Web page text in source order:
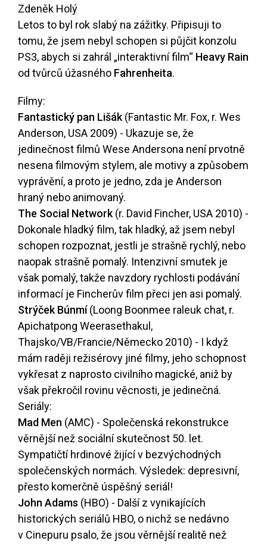
Zdeněk Holý
Letos to byl rok slabý na zážitky. Připisuji to
tomu, že jsem nebyl schopen si půjčit konzolu
PS3, abych si zahrál „interaktivní film“ Heavy Rain
od tvůrců úžasného Fahrenheita.
Filmy:
Fantastický pan Lišák(Fantastic Mr. Fox, r. Wes
Anderson, USA 2009) - Ukazuje se, že
jedinečnost filmů Wese Andersona není prvotně
nesena filmovým stylem, ale motivy a způsobem
vyprávění, a proto je jedno, zda je Anderson
hraný nebo animovaný.
The Social Network(r. David Fincher, USA 2010) -
Dokonale hladký film, tak hladký, až jsem nebyl
schopen rozpoznat, jestli je strašně rychlý, nebo
naopak strašně pomalý. Intenzivní smutek je
však pomalý, takže navzdory rychlosti podávání
informací je Fincherův film přeci jen asi pomalý.
Strýček Búnmí(Loong Boonmee raleuk chat, r.
Apichatpong Weerasethakul,
Thajsko/VB/Francie/Německo 2010) - I když
mám raději režisérovy jiné filmy, jeho schopnost
vykřesat z naprosto civilního magické, aniž by
však překročil rovinu věcnosti, je jedinečná.
Seriály:
Mad Men (AMC) - Společenská rekonstrukce
věrnější než sociální skutečnost 50. let.
Sympatičtí hrdinové žijící v bezvýchodných
společenských normách. Výsledek: depresivní,
přesto komerčně úspěšný seriál!
John Adams (HBO) - Další z vynikajících
historických seriálů HBO, o nichž se nedávno
v Cinepuru psalo, že jsou věrnější realitě než